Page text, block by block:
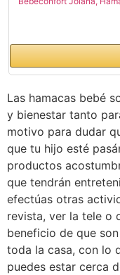
Las hamacas bebé
y bienestar tanto
motivo para dudar
que tu hijo esté
productos
que tendrán
efectúas otras
revista, ver la tele o
beneficio de que
toda la casa, con lo
puedes estar cerca